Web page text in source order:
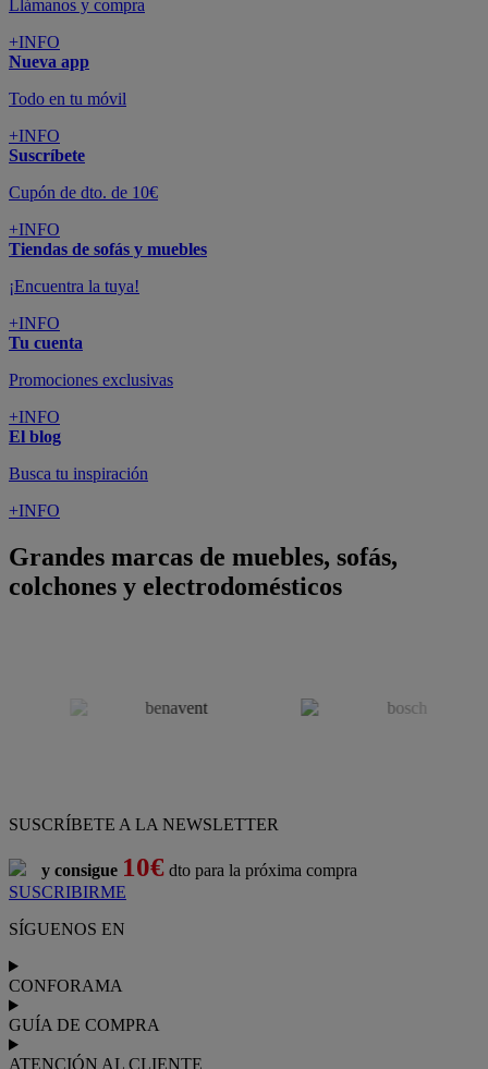
Llámanos y compra
+INFO
Nueva app
Todo en tu móvil
+INFO
Suscríbete
Cupón de dto. de 10€
+INFO
Tiendas de sofás y muebles
¡Encuentra la tuya!
+INFO
Tu cuenta
Promociones exclusivas
+INFO
El blog
Busca tu inspiración
+INFO
Grandes marcas de muebles, sofás,
colchones y electrodomésticos
SUSCRÍBETE A LA NEWSLETTER
y consigue 10€ dto para la próxima compra
SUSCRIBIRME
SÍGUENOS EN
CONFORAMA
GUÍA DE COMPRA
ATENCIÓN AL CLIENTE